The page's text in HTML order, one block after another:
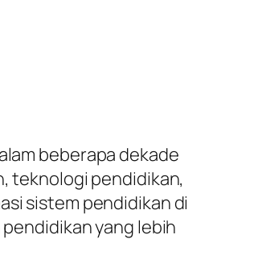
beberapa dekade
teknologi pendidikan,
sistem pendidikan di
yang lebih